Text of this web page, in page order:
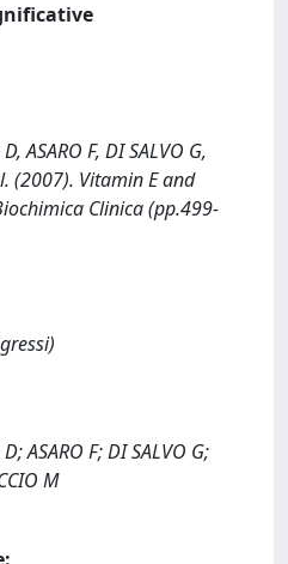
ASARO F, DI SALVO G,
(2007). Vitamin E and
Clinica (pp.499-
ASARO F; DI SALVO G;
M